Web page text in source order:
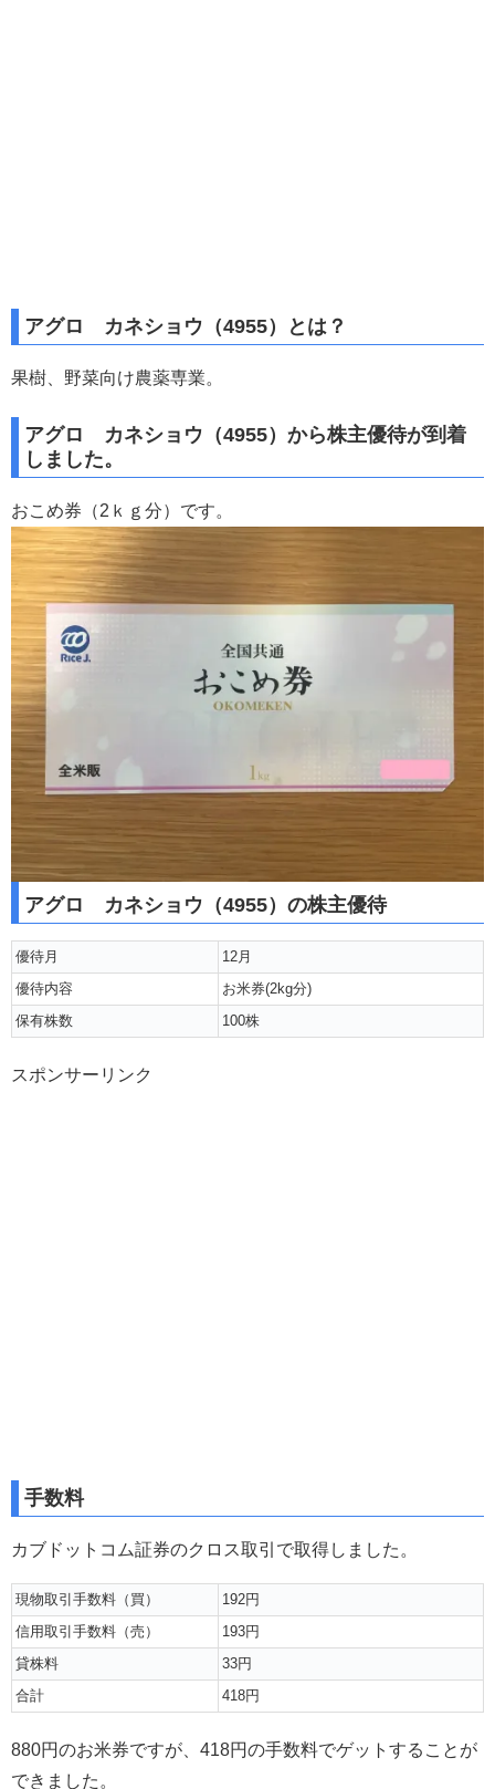
アグロ カネショウ（4955）とは？
果樹、野菜向け農薬専業。
アグロ カネショウ（4955）から株主優待が到着
しました。
おこめ券（2ｋｇ分）です。
アグロ カネショウ（4955）の株主優待
優待月
12月
優待内容
お米券(2kg分)
保有株数
100株
スポンサーリンク
手数料
カブドットコム証券のクロス取引で取得しました。
現物取引手数料（買）
192円
信用取引手数料（売）
193円
貸株料
33円
合計
418円
880円のお米券ですが、418円の手数料でゲットすることが
できました。